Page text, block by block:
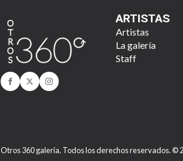
ARTISTAS
Artistas
La galería
Staff
Otros 360 galería. Todos los derechos reservados. ©